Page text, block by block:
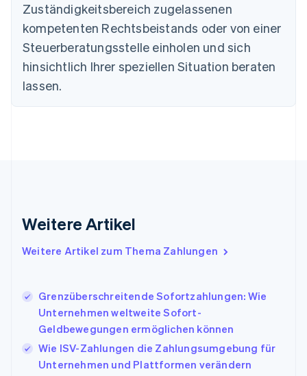
Zuständigkeitsbereich zugelassenen
kompetenten Rechtsbeistands oder von einer
Steuerberatungsstelle einholen und sich
hinsichtlich Ihrer speziellen Situation beraten
lassen.
Weitere Artikel
Weitere Artikel zum Thema Zahlungen
Grenzüberschreitende Sofortzahlungen: Wie
Unternehmen weltweite Sofort-
Geldbewegungen ermöglichen können
Wie ISV-Zahlungen die Zahlungsumgebung für
Unternehmen und Plattformen verändern
Deutschland
DeutschEnglish
Estland
English
Festlandchina
简体中文
EnglishSvenska
English
English
Japan
日本語 English
EnglishFrançais
Kroatien
EnglishItaliano